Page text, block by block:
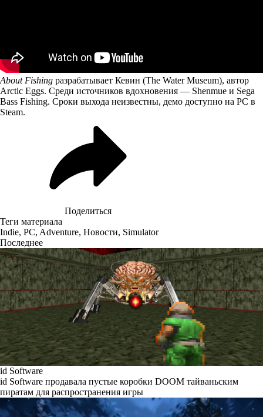
About Fishing разрабатывает Кевин (The Water Museum), автор
Arctic Eggs. Среди источников вдохновения — Shenmue и Sega
Bass Fishing. Сроки выхода неизвестны, демо доступно на PC в
Steam.
Поделиться
Теги материала
Indie, PC, Adventure, Новости, Simulator
Последнее
id Software
id Software продавала пустые коробки DOOM тайваньским
пиратам для распространения игры